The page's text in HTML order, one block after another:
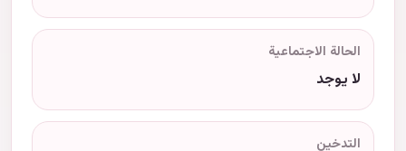
الحالة الاجتماعية
لا يوجد
التدخين